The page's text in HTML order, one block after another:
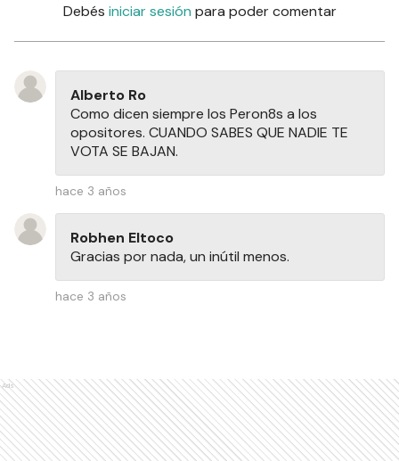
Debés iniciar sesión para poder comentar
Alberto Ro
Como dicen siempre los Peron8s a los
opositores. CUANDO SABES QUE NADIE TE
VOTA SE BAJAN.
hace 3 años
Robhen Eltoco
Gracias por nada, un inútil menos.
hace 3 años
Ads